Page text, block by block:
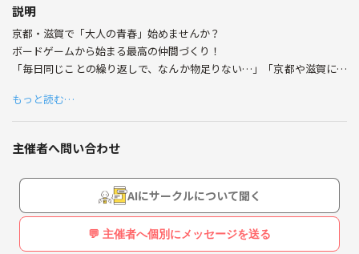
ポイ活で生きてます
説明
京都・滋賀で「大人の青春」始めませんか？
ボードゲームから始まる最高の仲間づくり！
「毎日同じことの繰り返しで、なんか物足りない…」「京都や滋賀に来
そんな風に感じているあなた！
私達と一緒に、忘れかけていた「楽しい！」や「ワクワク」を再発見し
ませんか？
このイベントは、「ボードゲームを通じて、気軽に遊べる最高の友達を
作りたい！」という熱い思いから生まれました。堅苦しいルールは一切
まるで昔からの親友みたいに、フランクで気兼ねなく楽しめるのが、こ
もっと読む…
主催者へ問い合わせ
AIにサークルについて聞く
💬 主催者へ個別にメッセージを送る